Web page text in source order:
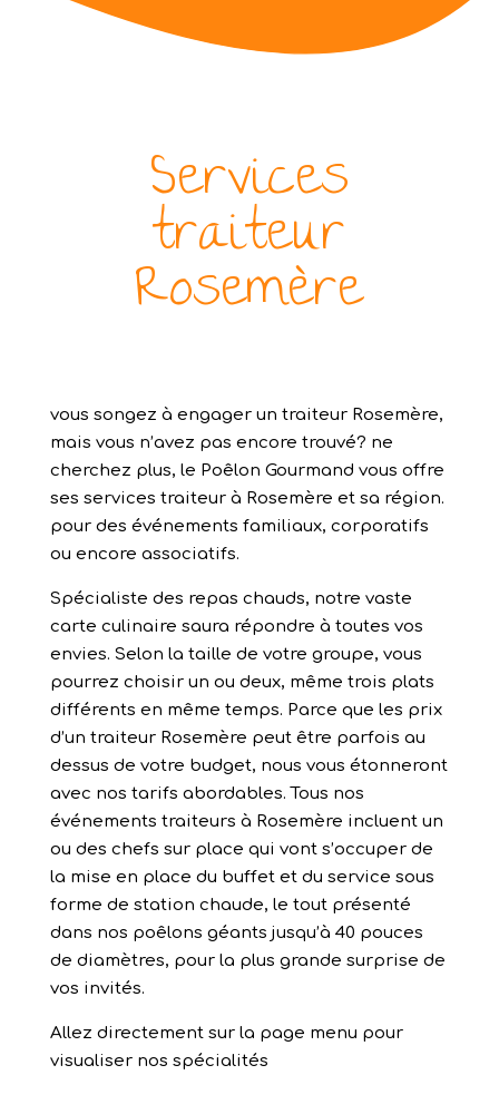
Services
traiteur
Rosemère
vous songez à engager un traiteur Rosemère,
mais vous n’avez pas encore trouvé? ne
cherchez plus, le Poêlon Gourmand vous offre
ses services traiteur à Rosemère et sa région.
pour des événements familiaux, corporatifs
ou encore associatifs.
Spécialiste des repas chauds, notre vaste
carte culinaire saura répondre à toutes vos
envies. Selon la taille de votre groupe, vous
pourrez choisir un ou deux, même trois plats
différents en même temps. Parce que les prix
d’un traiteur Rosemère peut être parfois au
dessus de votre budget, nous vous étonneront
avec nos tarifs abordables. Tous nos
événements traiteurs à Rosemère incluent un
ou des chefs sur place qui vont s’occuper de
la mise en place du buffet et du service sous
forme de station chaude, le tout présenté
dans nos poêlons géants jusqu’à 40 pouces
de diamètres, pour la plus grande surprise de
vos invités.
Allez directement sur la page menu pour
visualiser nos spécialités